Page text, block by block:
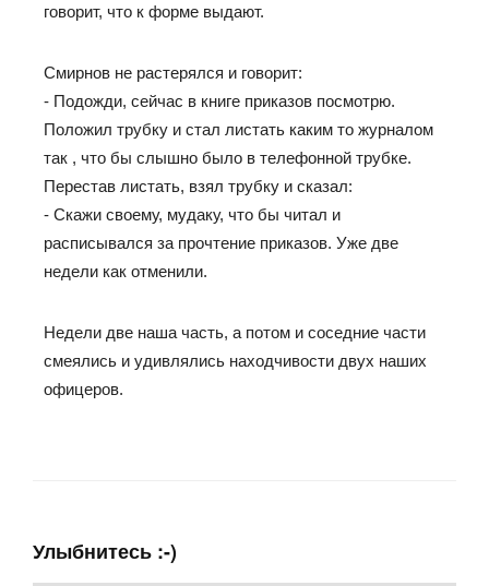
говорит, что к форме выдают.
Смирнов не растерялся и говорит:
- Подожди, сейчас в книге приказов посмотрю.
Положил трубку и стал листать каким то журналом
так , что бы слышно было в телефонной трубке.
Перестав листать, взял трубку и сказал:
- Скажи своему, мудаку, что бы читал и
расписывался за прочтение приказов. Уже две
недели как отменили.
Недели две наша часть, а потом и соседние части
смеялись и удивлялись находчивости двух наших
офицеров.
Улыбнитесь :-)